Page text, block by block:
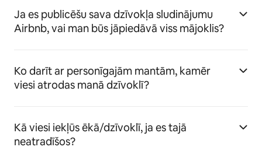
Ja es publicēšu sava dzīvokļa sludinājumu
Airbnb, vai man būs jāpiedāvā viss mājoklis?
Ko darīt ar personīgajām mantām, kamēr
viesi atrodas manā dzīvoklī?
Kā viesi iekļūs ēkā/dzīvoklī, ja es tajā
neatradīšos?